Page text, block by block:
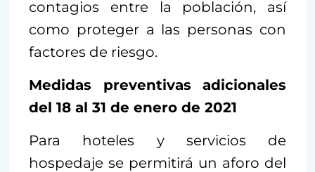
contagios entre la población, así
como proteger a las personas con
factores de riesgo.
Medidas preventivas adicionales
del 18 al 31 de enero de 2021
Para hoteles y servicios de
hospedaje se permitirá un aforo del